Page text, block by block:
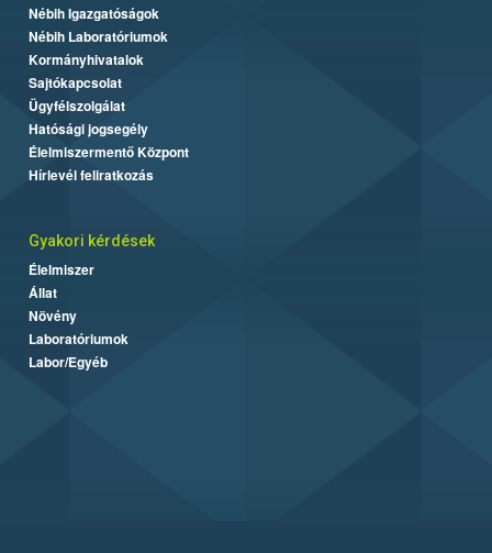
Nébih Igazgatóságok
Nébih Laboratóriumok
Kormányhivatalok
Sajtókapcsolat
Ügyfélszolgálat
Hatósági jogsegély
Élelmiszermentő Központ
Hírlevél feliratkozás
Gyakori kérdések
Élelmiszer
Állat
Növény
Laboratóriumok
Labor/Egyéb